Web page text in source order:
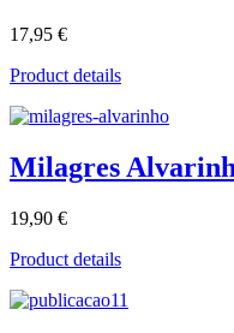
17,95 €
Product details
Milagres
19,90 €
Product details